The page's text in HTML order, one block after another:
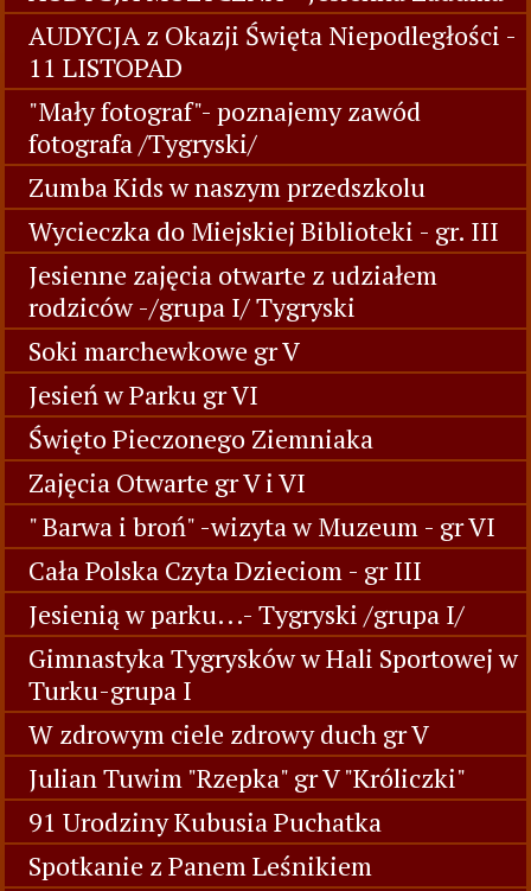
AUDYCJA z Okazji Święta Niepodległości -
11 LISTOPAD
"Mały fotograf"- poznajemy zawód
fotografa /Tygryski/
Zumba Kids w naszym przedszkolu
Wycieczka do Miejskiej Biblioteki - gr. III
Jesienne zajęcia otwarte z udziałem
rodziców -/grupa I/ Tygryski
Soki marchewkowe gr V
Jesień w Parku gr VI
Święto Pieczonego Ziemniaka
Zajęcia Otwarte gr V i VI
" Barwa i broń" -wizyta w Muzeum - gr VI
Cała Polska Czyta Dzieciom - gr III
Jesienią w parku...- Tygryski /grupa I/
Gimnastyka Tygrysków w Hali Sportowej w
Turku-grupa I
W zdrowym ciele zdrowy duch gr V
Julian Tuwim "Rzepka" gr V "Króliczki"
91 Urodziny Kubusia Puchatka
Spotkanie z Panem Leśnikiem